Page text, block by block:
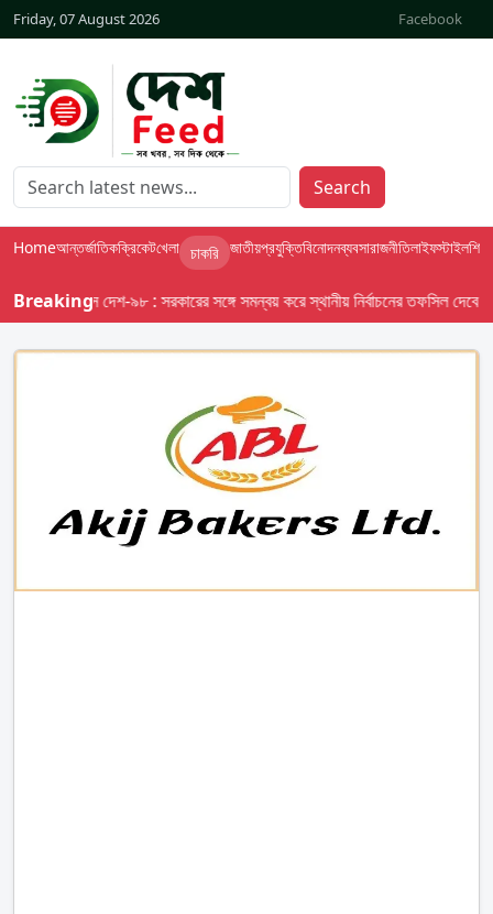
Friday, 07 August 2026 Facebook
Search
Homeআন্তর্জাতিকক্রিকেটখেলা চাকরি জাতীয়প্রযুক্তিবিনোদনব্যবসারাজনীতিলাইফস্টাইলশিক্ষা
Breaking
বাসস দেশ-৯৮ : সরকারের সঙ্গে সমন্বয় করে স্থানীয় নির্বাচনের তফসিল দেবে